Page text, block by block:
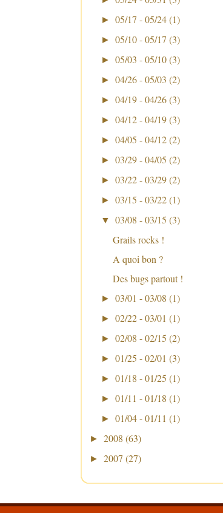
► 05/17 - 05/24 (1)
► 05/10 - 05/17 (3)
► 05/03 - 05/10 (3)
► 04/26 - 05/03 (2)
► 04/19 - 04/26 (3)
► 04/12 - 04/19 (3)
► 04/05 - 04/12 (2)
► 03/29 - 04/05 (2)
► 03/22 - 03/29 (2)
► 03/15 - 03/22 (1)
▼ 03/08 - 03/15 (3)
Grails rocks !
A quoi bon ?
Des bugs partout !
► 03/01 - 03/08 (1)
► 02/22 - 03/01 (1)
► 02/08 - 02/15 (2)
► 01/25 - 02/01 (3)
► 01/18 - 01/25 (1)
► 01/11 - 01/18 (1)
► 01/04 - 01/11 (1)
► 2008 (63)
► 2007 (27)